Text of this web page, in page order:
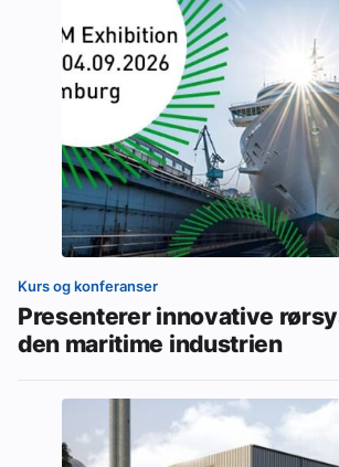
Kurs og konferanser
Presenterer innovative
den maritime industrien